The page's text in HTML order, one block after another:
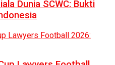
Dunia SCWC: Bukti